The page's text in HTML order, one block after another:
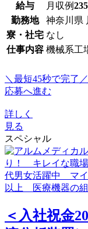
給与 月収例
勤務地
神奈川県
寮・社宅 なし
仕事内容 機械系工
＼最短45秒で完了／
応募へ進む
詳しく
見る
スペシャル
＜入社祝金